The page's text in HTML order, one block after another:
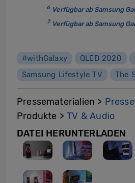
6 Verfügbar ab Samsung
7 Verfügbar ab Samsung
#withGalaxy QLED 2020
Samsung Lifestyle TV
The
Pressematerialien >
Produkte >TV & Audio
DATEI HERUNTERLADEN